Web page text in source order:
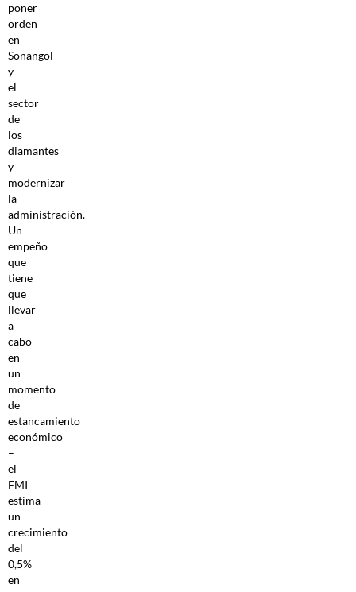
poner
orden
en
Sonangol
y
el
sector
de
los
diamantes
y
modernizar
la
administración.
Un
empeño
que
tiene
que
llevar
a
cabo
en
un
momento
de
estancamiento
económico
–
el
FMI
estima
un
crecimiento
del
0,5%
en